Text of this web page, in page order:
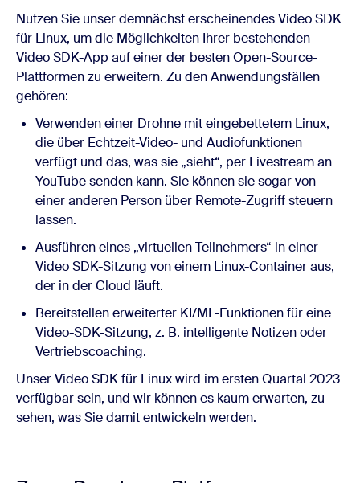
Nutzen Sie unser demnächst erscheinendes Video SDK
für Linux, um die Möglichkeiten Ihrer bestehenden
Video SDK-App auf einer der besten Open-Source-
Plattformen zu erweitern. Zu den Anwendungsfällen
gehören:
Verwenden einer Drohne mit eingebettetem Linux,
die über Echtzeit-Video- und Audiofunktionen
verfügt und das, was sie „sieht“, per Livestream an
YouTube senden kann. Sie können sie sogar von
einer anderen Person über Remote-Zugriff steuern
lassen.
Ausführen eines „virtuellen Teilnehmers“ in einer
Video SDK-Sitzung von einem Linux-Container aus,
der in der Cloud läuft.
Bereitstellen erweiterter KI/ML-Funktionen für eine
Video-SDK-Sitzung, z. B. intelligente Notizen oder
Vertriebscoaching.
Unser Video SDK für Linux wird im ersten Quartal 2023
verfügbar sein, und wir können es kaum erwarten, zu
sehen, was Sie damit entwickeln werden.